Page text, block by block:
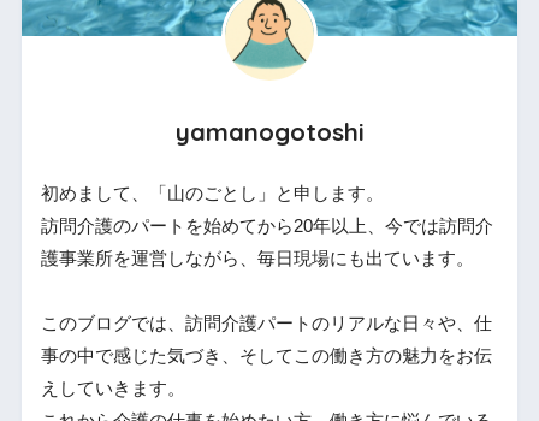
yamanogotoshi
初めまして、「山のごとし」と申します。
訪問介護のパートを始めてから20年以上、今では訪問介
護事業所を運営しながら、毎日現場にも出ています。
このブログでは、訪問介護パートのリアルな日々や、仕
事の中で感じた気づき、そしてこの働き方の魅力をお伝
えしていきます。